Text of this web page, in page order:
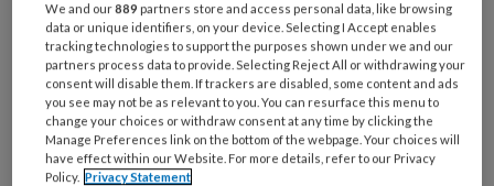
Wat
is
je
e-
mailadres?
* *
Kies
je
wachtwoord* *
We and our889 partners store and access personal data, like browsing
data or unique identifiers, on your device. Selecting I Accept enables
tracking technologies to support the purposes shown under we and our
partners process data to provide. Selecting Reject All or withdrawing your
consent will disable them. If trackers are disabled, some content and ads
you see may not be as relevant to you. You can resurface this menu to
change your choices or withdraw consent at any time by clicking the
Manage Preferences link on the bottom of the webpage. Your choices will
have effect within our Website. For more details, refer to our Privacy
Policy. Privacy Statement